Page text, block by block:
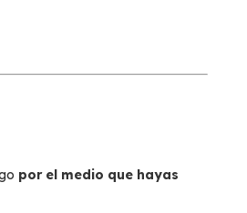
por el medio que hayas